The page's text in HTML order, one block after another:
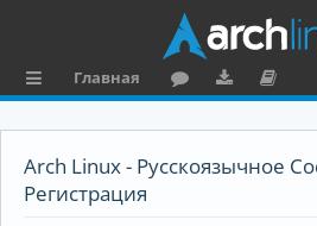
л
Главная
Arch Linux - Русскоязычное
Регистрация